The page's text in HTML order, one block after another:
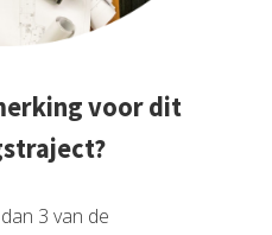
voor dit
3 van de